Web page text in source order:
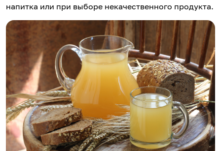
напитка или при выборе некачественного продукта.